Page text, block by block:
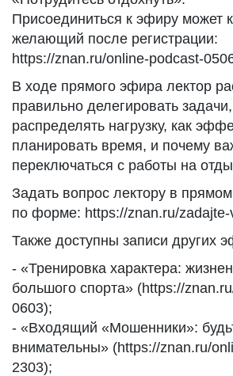
Присоединиться к эфиру может
желающий после регистрации:
https://znan.ru/online-podcast-
В ходе прямого эфира лектор
правильно делегировать
распределять нагрузку, как
планировать время, и почему
переключаться с работы на
Задать вопрос лектору в
по форме: https://znan.ru/zadajte-
Также доступны записи других
- «Тренировка характера:
большого спорта» (https://
0603);
- «Входящий «Мошенники»:
внимательны» (https://znan.ru/
2303);